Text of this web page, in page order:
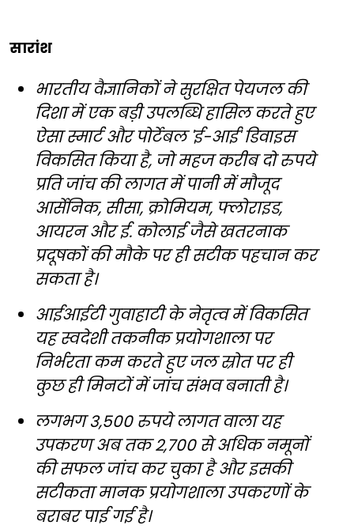
सारांश
भारतीय वैज्ञानिकों ने सुरक्षित पेयजल की
दिशा में एक बड़ी उपलब्धि हासिल करते हुए
ऐसा स्मार्ट और पोर्टेबल 'ई-आई' डिवाइस
विकसित किया है, जो महज करीब दो रुपये
प्रति जांच की लागत में पानी में मौजूद
आर्सेनिक, सीसा, क्रोमियम, फ्लोराइड,
आयरन और ई. कोलाई जैसे खतरनाक
प्रदूषकों की मौके पर ही सटीक पहचान कर
सकता है।
आईआईटी गुवाहाटी के नेतृत्व में विकसित
यह स्वदेशी तकनीक प्रयोगशाला पर
निर्भरता कम करते हुए जल स्रोत पर ही
कुछ ही मिनटों में जांच संभव बनाती है।
लगभग 3,500 रुपये लागत वाला यह
उपकरण अब तक 2,700 से अधिक नमूनों
की सफल जांच कर चुका है और इसकी
सटीकता मानक प्रयोगशाला उपकरणों के
बराबर पाई गई है।